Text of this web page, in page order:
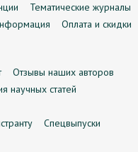
Тематические журналы
Оплата и скидки
Отзывы наших авторов
научных статей
Спецвыпуски